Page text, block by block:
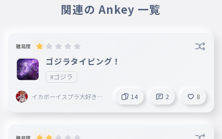
関連の Ankey 一覧
難易度
ゴジラタイピング！
#ゴジラ
イカボーイスプラ大好きニ
14 2 8